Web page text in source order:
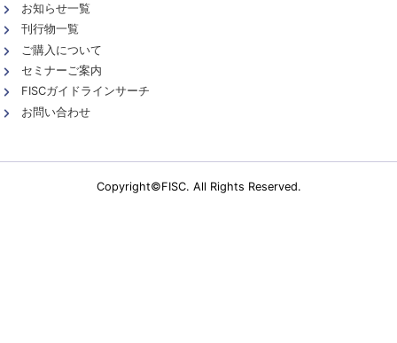
お知らせ一覧
刊行物一覧
ご購入について
セミナーご案内
FISCガイドラインサーチ
お問い合わせ
Copyright©FISC. All Rights Reserved.